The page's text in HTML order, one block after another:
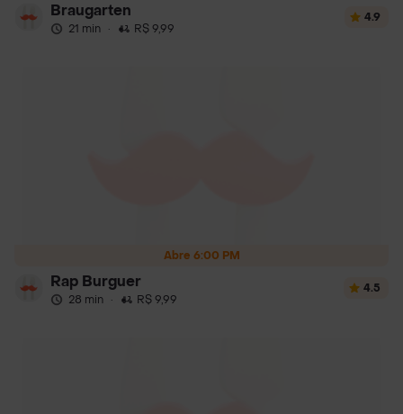
Braugarten
21 min · R$ 9,99
4.9
Abre 6:00 PM
Rap Burguer
28 min · R$ 9,99
4.5